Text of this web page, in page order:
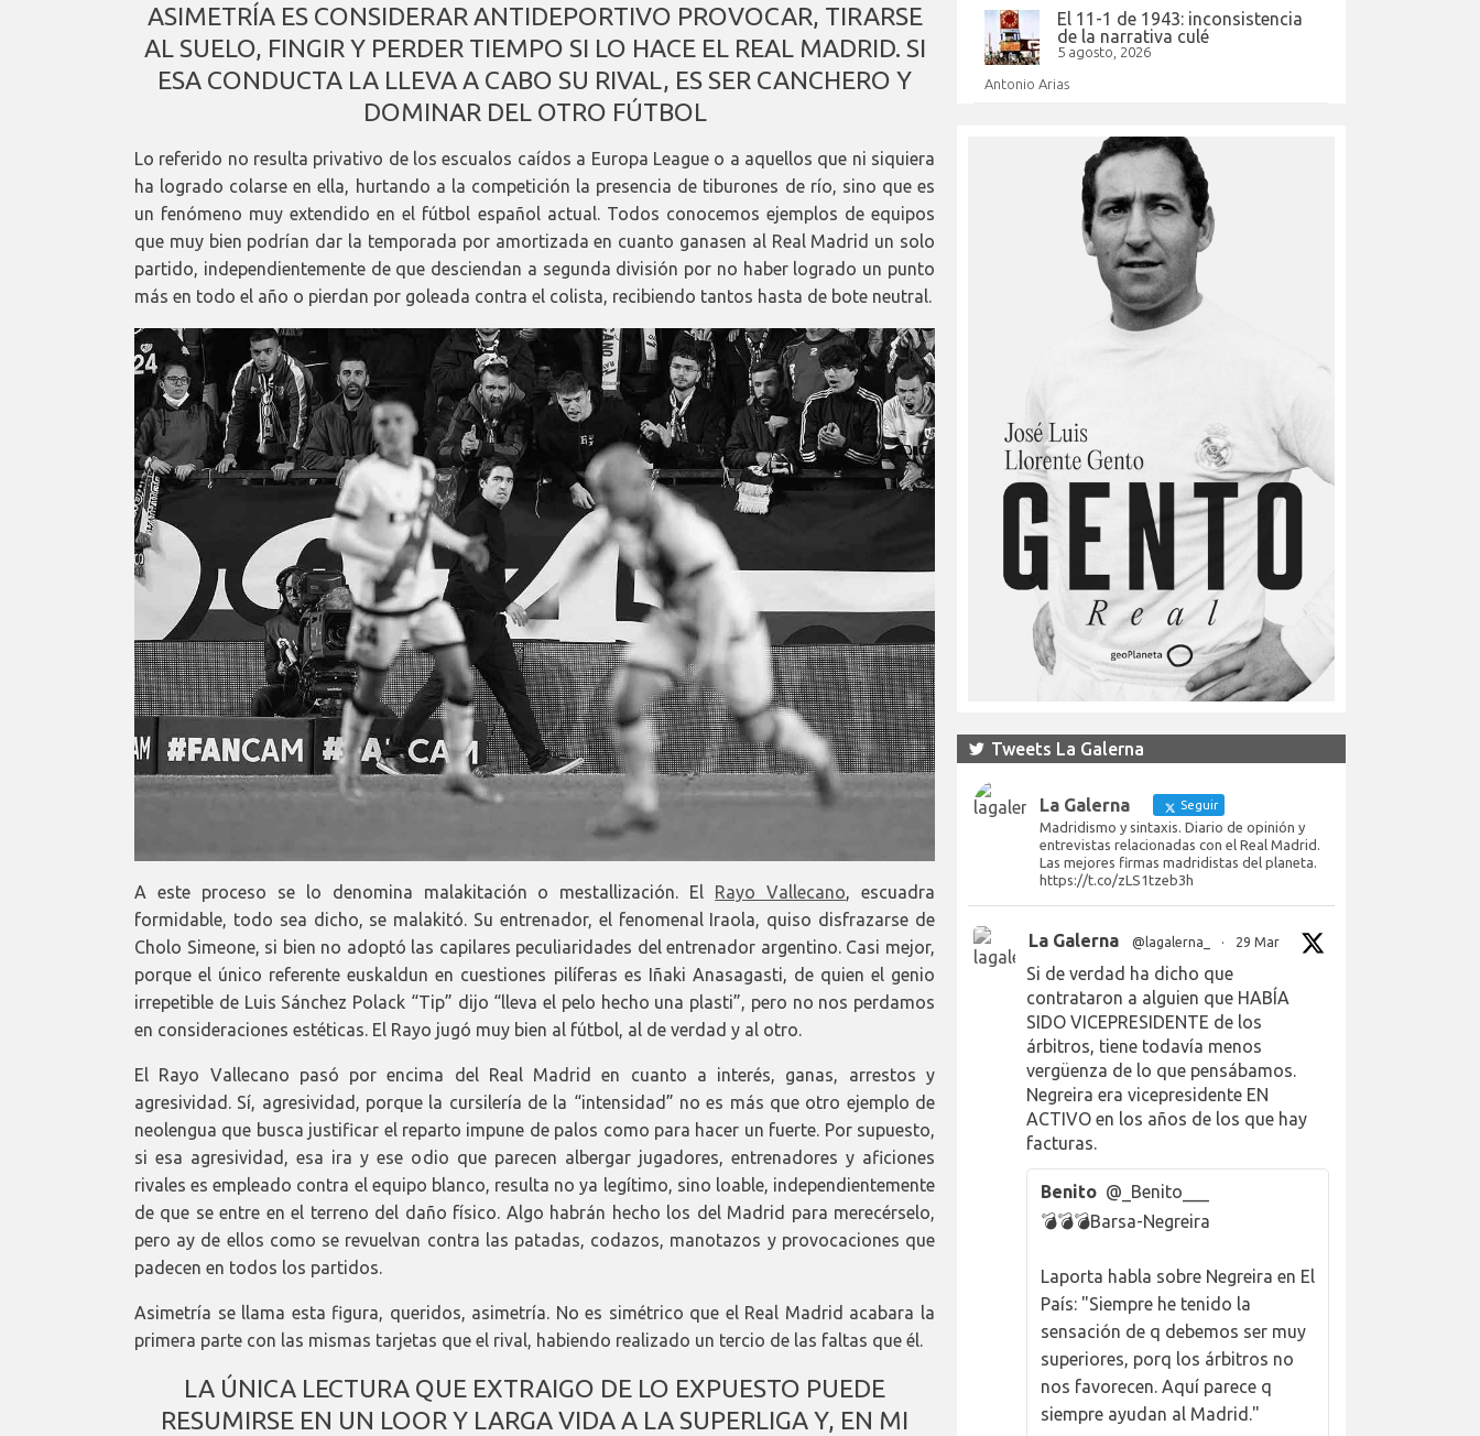
ASIMETRÍA ES CONSIDERAR ANTIDEPORTIVO PROVOCAR, TIRARSE
AL SUELO, FINGIR Y PERDER TIEMPO SI LO HACE EL REAL MADRID. SI
ESA CONDUCTA LA LLEVA A CABO SU RIVAL, ES SER CANCHERO Y
DOMINAR DEL OTRO FÚTBOL
Lo referido no resulta privativo de los escualos caídos a Europa League o a aquellos que ni siquiera
ha logrado colarse en ella, hurtando a la competición la presencia de tiburones de río, sino que es
un fenómeno muy extendido en el fútbol español actual. Todos conocemos ejemplos de equipos
que muy bien podrían dar la temporada por amortizada en cuanto ganasen al Real Madrid un solo
partido, independientemente de que desciendan a segunda división por no haber logrado un punto
más en todo el año o pierdan por goleada contra el colista, recibiendo tantos hasta de bote neutral.
A este proceso se lo denomina malakitación o mestallización. El Rayo Vallecano, escuadra
formidable, todo sea dicho, se malakitó. Su entrenador, el fenomenal Iraola, quiso disfrazarse de
Cholo Simeone, si bien no adoptó las capilares peculiaridades del entrenador argentino. Casi mejor,
porque el único referente euskaldun en cuestiones pilíferas es Iñaki Anasagasti, de quien el genio
irrepetible de Luis Sánchez Polack “Tip” dijo “lleva el pelo hecho una plasti”, pero no nos perdamos
en consideraciones estéticas. El Rayo jugó muy bien al fútbol, al de verdad y al otro.
El Rayo Vallecano pasó por encima del Real Madrid en cuanto a interés, ganas, arrestos y
agresividad. Sí, agresividad, porque la cursilería de la “intensidad” no es más que otro ejemplo de
neolengua que busca justificar el reparto impune de palos como para hacer un fuerte. Por supuesto,
si esa agresividad, esa ira y ese odio que parecen albergar jugadores, entrenadores y aficiones
rivales es empleado contra el equipo blanco, resulta no ya legítimo, sino loable, independientemente
de que se entre en el terreno del daño físico. Algo habrán hecho los del Madrid para merecérselo,
pero ay de ellos como se revuelvan contra las patadas, codazos, manotazos y provocaciones que
padecen en todos los partidos.
Asimetría se llama esta figura, queridos, asimetría. No es simétrico que el Real Madrid acabara la
primera parte con las mismas tarjetas que el rival, habiendo realizado un tercio de las faltas que él.
LA ÚNICA LECTURA QUE EXTRAIGO DE LO EXPUESTO PUEDE
RESUMIRSE EN UN LOOR Y LARGA VIDA A LA SUPERLIGA Y, EN MI
El 11-1 de 1943: inconsistencia
de la narrativa culé
5 agosto, 2026
Antonio Arias
Tweets La Galerna
La Galerna Seguir
Madridismo y sintaxis. Diario de opinión y
entrevistas relacionadas con el Real Madrid.
Las mejores firmas madridistas del planeta.
https://t.co/zLS1tzeb3h
La Galerna @lagalerna_ · 29 Mar
Si de verdad ha dicho que
contrataron a alguien que HABÍA
SIDO VICEPRESIDENTE de los
árbitros, tiene todavía menos
vergüenza de lo que pensábamos.
Negreira era vicepresidente EN
ACTIVO en los años de los que hay
facturas.
Benito @_Benito___
💣💣💣Barsa-Negreira
Laporta habla sobre Negreira en El
País: "Siempre he tenido la
sensación de q debemos ser muy
superiores, porq los árbitros no
nos favorecen. Aquí parece q
siempre ayudan al Madrid."